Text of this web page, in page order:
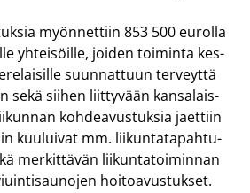
myön­net­tiin 853 500 eu­rol­la
yh­tei­söil­le, joi­den toi­min­ta kes­
suun­nat­tuun ter­veyt­tä
sekä sii­hen liit­ty­vään kan­sa­lais­
koh­dea­vus­tuk­sia jaet­tiin
kuu­lui­vat mm. lii­kun­ta­ta­pah­tu­
mer­kit­tä­vän lii­kun­ta­toi­min­nan
hoi­toa­vus­tuk­set.